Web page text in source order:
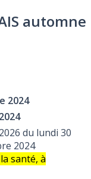
automne
2024
du lundi 30
2024
santé, à